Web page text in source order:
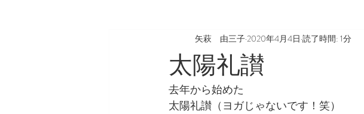
疲れづらい身体を育てる養生法 日本人に合った養生法
太陽礼讃
矢萩 由三子 2020年4月4日 読了時間: 1分
去年から始めた
太陽礼讃（ヨガじゃないです！笑）